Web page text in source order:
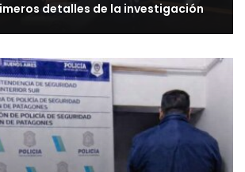
detalles de la investigación